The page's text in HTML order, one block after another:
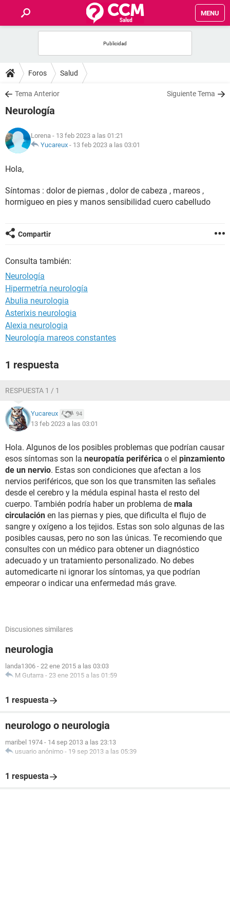
MENU
FOROS
SALUD
NUTRICIÓN
BIENESTAR
SEXUALIDAD
Foros Salud
Tema Anterior Siguiente Tema
Neurología
Lorena - 13 feb 2023 a las 01:21
Yucareux - 13 feb 2023 a las 03:01
Hola,
Síntomas : dolor de piernas , dolor de cabeza , mareos ,
hormigueo en pies y manos sensibilidad cuero cabelludo
Compartir
Consulta también:
Neurología
Hipermetría neurología
Abulia neurologia
Asterixis neurologia
Alexia neurologia
Neurología mareos constantes
1 respuesta
RESPUESTA 1 / 1
Yucareux 94
13 feb 2023 a las 03:01
Hola. Algunos de los posibles problemas que podrían causar
esos síntomas son la neuropatía periférica o el pinzamiento
de un nervio. Estas son condiciones que afectan a los
nervios periféricos, que son los que transmiten las señales
desde el cerebro y la médula espinal hasta el resto del
cuerpo. También podría haber un problema de mala
circulación en las piernas y pies, que dificulta el flujo de
sangre y oxígeno a los tejidos. Estas son solo algunas de las
posibles causas, pero no son las únicas. Te recomiendo que
consultes con un médico para obtener un diagnóstico
adecuado y un tratamiento personalizado. No debes
automedicarte ni ignorar los síntomas, ya que podrían
empeorar o indicar una enfermedad más grave.
Discusiones similares
neurologia
landa1306 - 22 ene 2015 a las 03:03
M Gutarra - 23 ene 2015 a las 01:59
1 respuesta
neurologo o neurologia
maribel 1974 - 14 sep 2013 a las 23:13
usuario anónimo - 19 sep 2013 a las 05:39
1 respuesta